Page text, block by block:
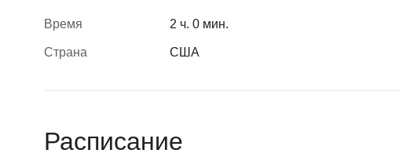
Время 2 ч. 0 мин.
Страна США
Расписание